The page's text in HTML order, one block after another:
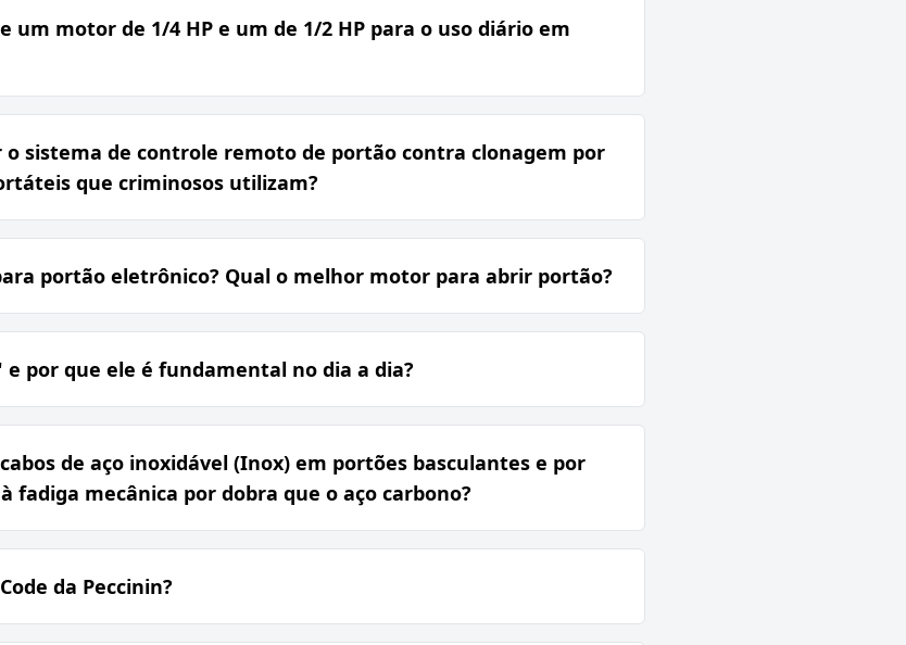
um motor de 1/4 HP e um de 1/2 HP para o uso diário em
sistema de controle remoto de portão contra clonagem por
que criminosos utilizam?
portão eletrônico? Qual o melhor motor para abrir portão?
e por que ele é fundamental no dia a dia?
de aço inoxidável (Inox) em portões basculantes e por
fadiga mecânica por dobra que o aço carbono?
da Peccinin?